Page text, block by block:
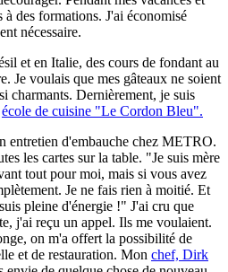
des formations. J'ai économisé
nécessaire.
et en Italie, des cours de fondant au
Je voulais que mes gâteaux ne soient
charmants. Dernièrement, je suis
école de cuisine "Le Cordon Bleu".
entretien d'embauche chez METRO.
les cartes sur la table. "Je suis mère
tout pour moi, mais si vous avez
Je ne fais rien à moitié. Et
pleine d'énergie !" J'ai cru que
j'ai reçu un appel. Ils me voulaient.
on m'a offert la possibilité de
et de restauration. Mon chef, Dirk